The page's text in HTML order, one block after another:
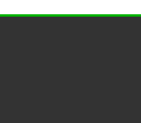
Post Navigation